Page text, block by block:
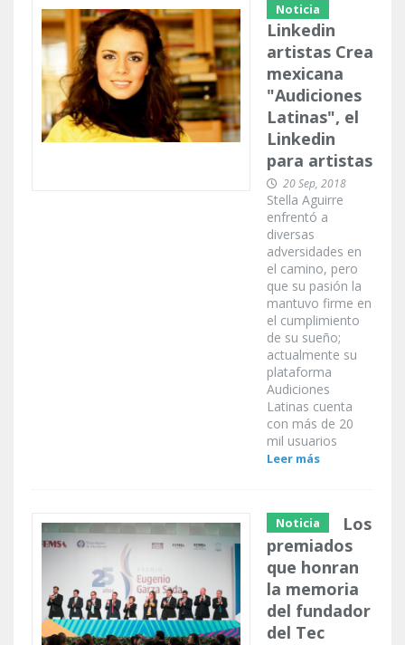
Noticia
Linkedin
artistas Crea
mexicana
"Audiciones
Latinas", el
Linkedin
para artistas
20 Sep, 2018
Stella Aguirre
enfrentó a
diversas
adversidades en
el camino, pero
que su pasión la
mantuvo firme en
el cumplimiento
de su sueño;
actualmente su
plataforma
Audiciones
Latinas cuenta
con más de 20
mil usuarios
Leer más
Noticia
Los
premiados
que honran
la memoria
del fundador
del Tec